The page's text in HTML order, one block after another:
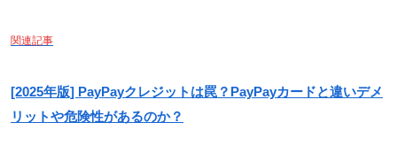
関連記事
[2025年版] PayPayクレジットは罠？PayPayカードと違いデメ
リットや危険性があるのか？